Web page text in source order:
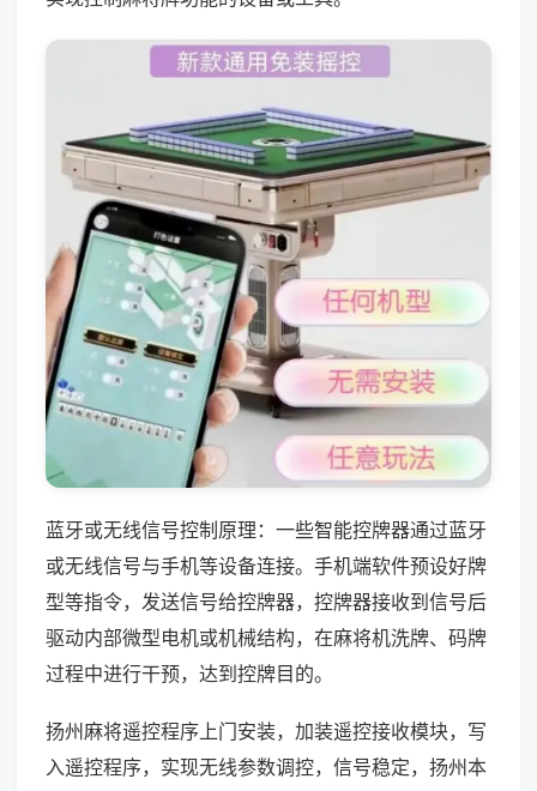
蓝牙或无线信号控制原理：一些智能控牌器通过蓝牙
或无线信号与手机等设备连接。手机端软件预设好牌
型等指令，发送信号给控牌器，控牌器接收到信号后
驱动内部微型电机或机械结构，在麻将机洗牌、码牌
过程中进行干预，达到控牌目的。
扬州麻将遥控程序上门安装，加装遥控接收模块，写
入遥控程序，实现无线参数调控，信号稳定，扬州本